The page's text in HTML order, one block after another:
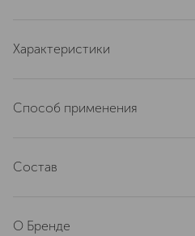
Характеристики
Способ применения
Состав
SYNTHETIC WAX,
О Бренде